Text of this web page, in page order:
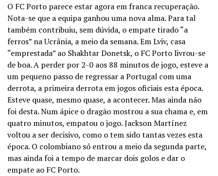
O FC Porto parece estar agora em franca recuperação.
Nota-se que a equipa ganhou uma nova alma. Para tal
também contribuiu, sem dúvida, o empate tirado “a
ferros” na Ucrânia, a meio da semana. Em Lviv, casa
“emprestada” ao Shakhtar Donetsk, o FC Porto livrou-se
de boa. A perder por 2-0 aos 88 minutos de jogo, esteve a
um pequeno passo de regressar a Portugal com uma
derrota, a primeira derrota em jogos oficiais esta época.
Esteve quase, mesmo quase, a acontecer. Mas ainda não
foi desta. Num ápice o dragão mostrou a sua chama e, em
quatro minutos, empatou o jogo. Jackson Martínez
voltou a ser decisivo, como o tem sido tantas vezes esta
época. O colombiano só entrou a meio da segunda parte,
mas ainda foi a tempo de marcar dois golos e dar o
empate ao FC Porto.